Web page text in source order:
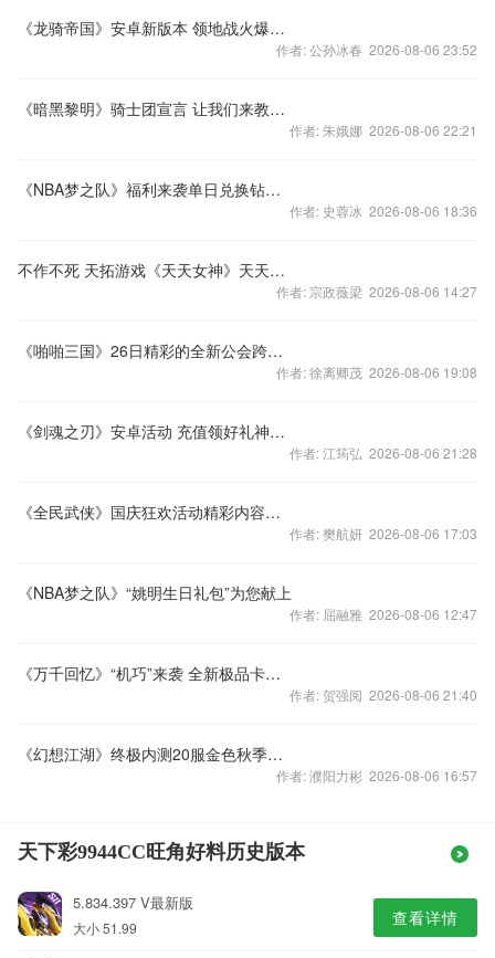
《龙骑帝国》安卓新版本 领地战火爆开启
作者: 公孙冰春 2026-08-06 23:52
《暗黑黎明》骑士团宣言 让我们来教教兄弟会什么叫团队！
作者: 朱娥娜 2026-08-06 22:21
《NBA梦之队》福利来袭单日兑换钻石即送梦之币
作者: 史蓉冰 2026-08-06 18:36
不作不死 天拓游戏《天天女神》天天有挑战
作者: 宗政薇梁 2026-08-06 14:27
《啪啪三国》26日精彩的全新公会跨服之战开启
作者: 徐离卿茂 2026-08-06 19:08
《剑魂之刃》安卓活动 充值领好礼神兽强化石
作者: 江筠弘 2026-08-06 21:28
《全民武侠》国庆狂欢活动精彩内容抢先看
作者: 樊航妍 2026-08-06 17:03
《NBA梦之队》“姚明生日礼包”为您献上
作者: 屈融雅 2026-08-06 12:47
《万千回忆》“机巧”来袭 全新极品卡牌登场
作者: 贺强阅 2026-08-06 21:40
《幻想江湖》终极内测20服金色秋季乐缤纷
作者: 濮阳力彬 2026-08-06 16:57
天下彩9944CC旺角好料历史版本
5.834.397 V最新版
大小 51.99 查看详情